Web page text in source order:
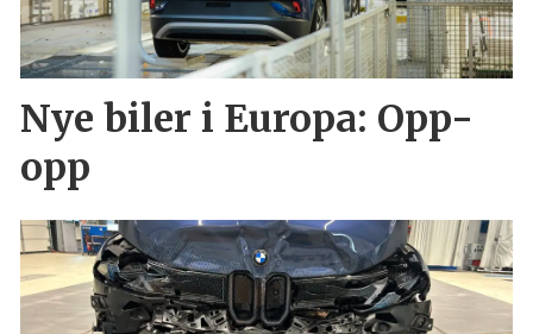
Nye biler i Europa: Opp-
opp